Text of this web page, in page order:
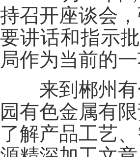
持召开座谈会
要讲话和指示
局作为当前的
来到郴州有
园有色金属有
了解产品工艺